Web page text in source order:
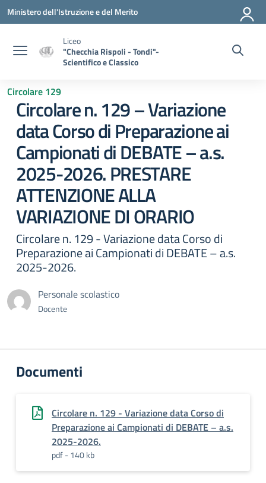
Vai ai contenuti
Vai al menu di navigazione
Vai al footer
Ministero dell'Istruzione e del Merito
Liceo
"Checchia Rispoli - Tondi"-
Scientifico e Classico
Circolare 129
Circolare n. 129 – Variazione
data Corso di Preparazione ai
Campionati di DEBATE – a.s.
2025-2026. PRESTARE
ATTENZIONE ALLA
VARIAZIONE DI ORARIO
Circolare n. 129 - Variazione data Corso di
Preparazione ai Campionati di DEBATE – a.s.
2025-2026.
Personale scolastico
Docente
Documenti
Circolare n. 129 - Variazione data Corso di
Preparazione ai Campionati di DEBATE – a.s.
2025-2026.
pdf - 140 kb